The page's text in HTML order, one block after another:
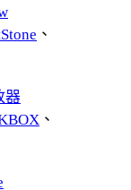
、
器
、